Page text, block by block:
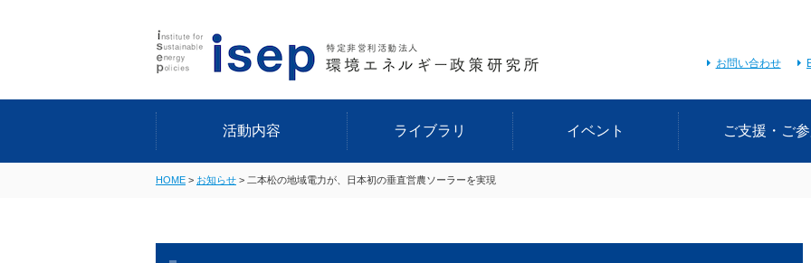
お問い合わせ
活動内容 ライブラリ イベント ご支援・ご
HOME > お知らせ > 二本松の地域電力が、日本初の垂直営農ソーラーを実現